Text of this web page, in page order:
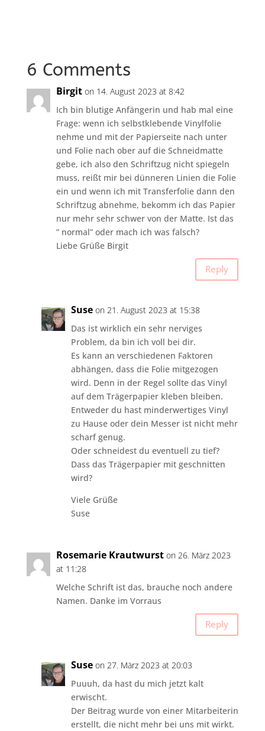
6 Comments
Birgit on 14. August 2023 at 8:42
Ich bin blutige Anfängerin und hab mal eine
Frage: wenn ich selbstklebende Vinylfolie
nehme und mit der Papierseite nach unter
und Folie nach ober auf die Schneidmatte
gebe, ich also den Schriftzug nicht spiegeln
muss, reißt mir bei dünneren Linien die Folie
ein und wenn ich mit Transferfolie dann den
Schriftzug abnehme, bekomm ich das Papier
nur mehr sehr schwer von der Matte. Ist das
” normal” oder mach ich was falsch?
Liebe Grüße Birgit
Reply
Suse on 21. August 2023 at 15:38
Das ist wirklich ein sehr nerviges
Problem, da bin ich voll bei dir.
Es kann an verschiedenen Faktoren
abhängen, dass die Folie mitgezogen
wird. Denn in der Regel sollte das Vinyl
auf dem Trägerpapier kleben bleiben.
Entweder du hast minderwertiges Vinyl
zu Hause oder dein Messer ist nicht mehr
scharf genug.
Oder schneidest du eventuell zu tief?
Dass das Trägerpapier mit geschnitten
wird?
Viele Grüße
Suse
Rosemarie Krautwurst on 26. März 2023
at 11:28
Welche Schrift ist das, brauche noch andere
Namen. Danke im Vorraus
Reply
Suse on 27. März 2023 at 20:03
Puuuh, da hast du mich jetzt kalt
erwischt.
Der Beitrag wurde von einer Mitarbeiterin
erstellt, die nicht mehr bei uns mit wirkt.